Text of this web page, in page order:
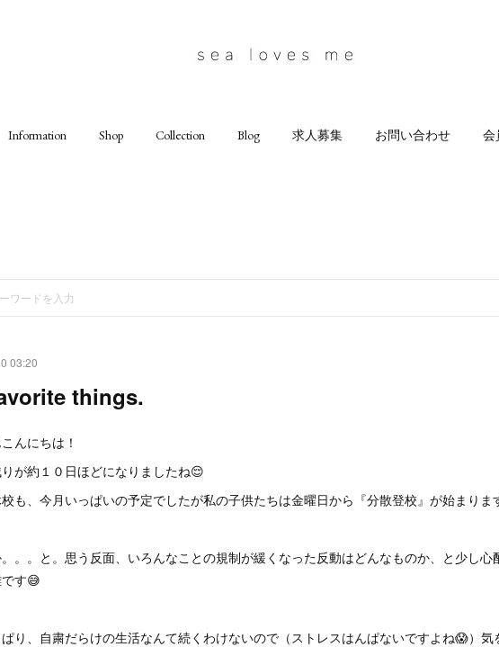
Information Shop Collection Blog 求人募集 お問い合わせ 会
03:20
things.
んにちは！
りが約１０日ほどになりましたね😌
も、今月いっぱいの予定でしたが私の子供たちは金曜日から『分散登校』が始まりま
。。と。思う反面、いろんなことの規制が緩くなった反動はどんなものか、と少し心
す😅
り、自粛だらけの生活なんて続くわけないので（ストレスはんぱないですよね😱）気